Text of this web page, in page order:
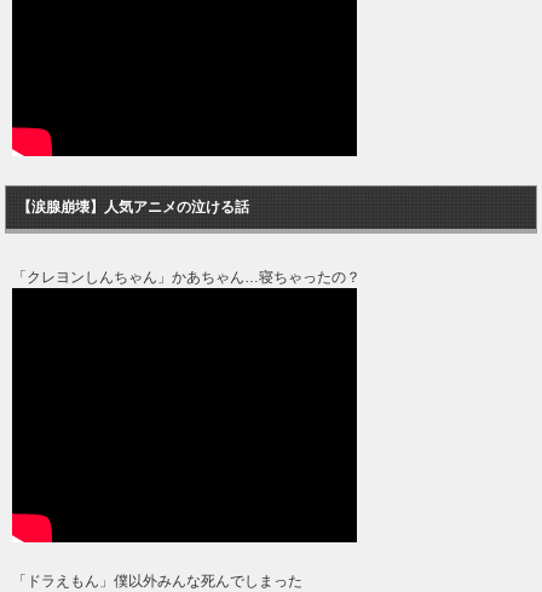
【涙腺崩壊】人気アニメの泣ける話
「クレヨンしんちゃん」かあちゃん…寝ちゃったの？
「ドラえもん」僕以外みんな死んでしまった